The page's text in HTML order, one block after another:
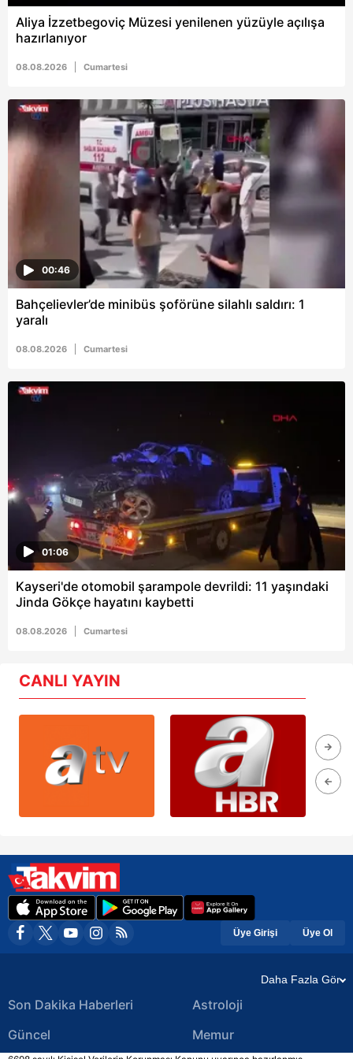
Aliya İzzetbegoviç Müzesi yenilenen yüzüyle açılışa
hazırlanıyor
08.08.2026 Cumartesi
00:46
Bahçelievler’de minibüs şoförüne silahlı saldırı: 1
yaralı
08.08.2026 Cumartesi
01:06
Kayseri'de otomobil şarampole devrildi: 11 yaşındaki
Jinda Gökçe hayatını kaybetti
08.08.2026 Cumartesi
CANLI YAYIN
Üye Girişi Üye Ol
Daha Fazla Gör
Son Dakika Haberleri
Güncel
Astroloji
Memur